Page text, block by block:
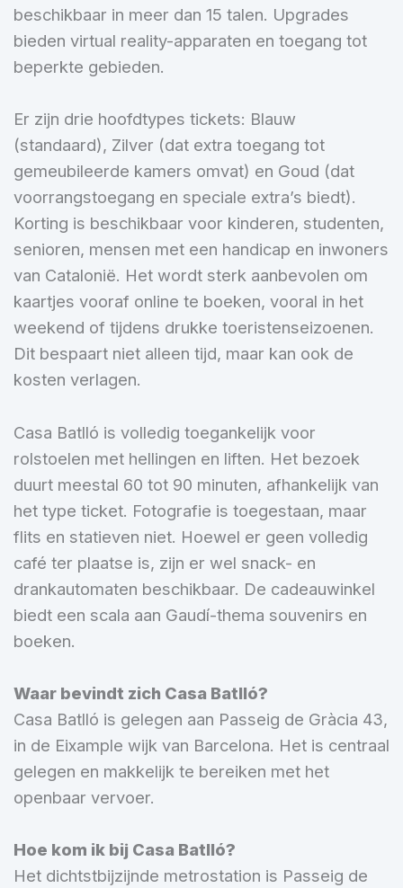
beschikbaar in meer dan 15 talen. Upgrades
bieden virtual reality-apparaten en toegang tot
beperkte gebieden.
Er zijn drie hoofdtypes tickets: Blauw
(standaard), Zilver (dat extra toegang tot
gemeubileerde kamers omvat) en Goud (dat
voorrangstoegang en speciale extra’s biedt).
Korting is beschikbaar voor kinderen, studenten,
senioren, mensen met een handicap en inwoners
van Catalonië. Het wordt sterk aanbevolen om
kaartjes vooraf online te boeken, vooral in het
weekend of tijdens drukke toeristenseizoenen.
Dit bespaart niet alleen tijd, maar kan ook de
kosten verlagen.
Casa Batlló is volledig toegankelijk voor
rolstoelen met hellingen en liften. Het bezoek
duurt meestal 60 tot 90 minuten, afhankelijk van
het type ticket. Fotografie is toegestaan, maar
flits en statieven niet. Hoewel er geen volledig
café ter plaatse is, zijn er wel snack- en
drankautomaten beschikbaar. De cadeauwinkel
biedt een scala aan Gaudí-thema souvenirs en
boeken.
Waar bevindt zich Casa Batlló?
Casa Batlló is gelegen aan Passeig de Gràcia 43,
in de Eixample wijk van Barcelona. Het is centraal
gelegen en makkelijk te bereiken met het
openbaar vervoer.
Hoe kom ik bij Casa Batlló?
Het dichtstbijzijnde metrostation is Passeig de